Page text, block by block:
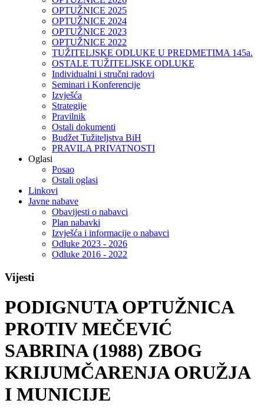
OPTUŽNICE 2025
OPTUŽNICE 2024
OPTUŽNICE 2023
OPTUŽNICE 2022
TUŽITELJSKE ODLUKE U PREDMETIMA 145a.
OSTALE TUŽITELJSKE ODLUKE
Individualni i stručni radovi
Seminari i Konferencije
Izvješća
Strategije
Pravilnik
Ostali dokumenti
Budžet Tužiteljstva BiH
PRAVILA PRIVATNOSTI
Oglasi
Posao
Ostali oglasi
Linkovi
Javne nabave
Obavijesti o nabavci
Plan nabavki
Izvješća i informacije o nabavci
Odluke 2023 - 2026
Odluke 2016 - 2022
Vijesti
PODIGNUTA OPTUŽNICA
PROTIV MEČEVIĆ
SABRINA (1988) ZBOG
KRIJUMČARENJA ORUŽJA
I MUNICIJE